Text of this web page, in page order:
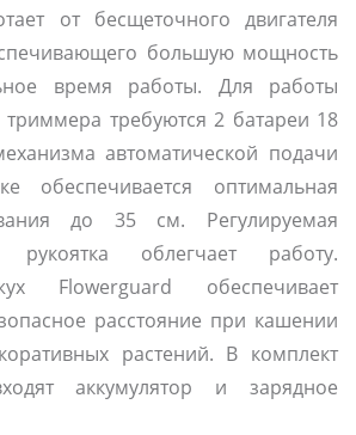
от бесщеточного двигателя
большую мощность
время работы. Для работы
триммера требуются 2 батареи 18
автоматической подачи
обеспечивается оптимальная
до 35 см. Регулируемая
рукоятка облегчает работу.
Flowerguard обеспечивает
расстояние при кашении
растений. В комплект
аккумулятор и зарядное